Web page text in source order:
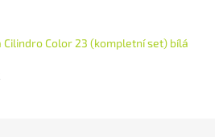
Cilindro Color 23 (kompletní set) bílá